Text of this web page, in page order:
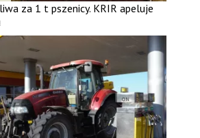
za 1 t pszenicy. KRIR apeluje